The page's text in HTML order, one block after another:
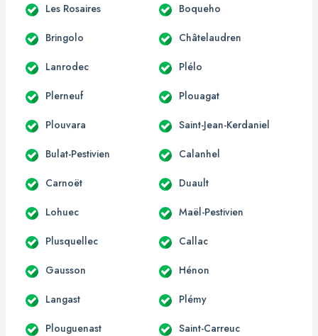
Les Rosaires Boqueho
Bringolo Châtelaudren
Lanrodec Plélo
Plerneuf Plouagat
Plouvara Saint-Jean-Kerdaniel
Bulat-Pestivien Calanhel
Carnoët Duault
Lohuec Maël-Pestivien
Plusquellec Callac
Gausson Hénon
Langast Plémy
Plouguenast Saint-Carreuc